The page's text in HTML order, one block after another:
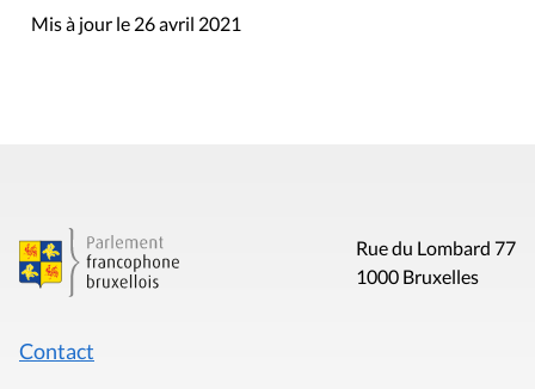
Mis à jour le 26 avril 2021
Rue du Lombard 77
1000 Bruxelles
Contact